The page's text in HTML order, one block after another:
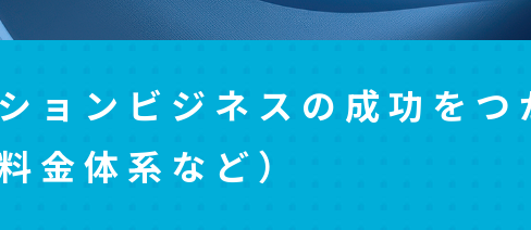
ョンビジネスの成功を
金体系など）